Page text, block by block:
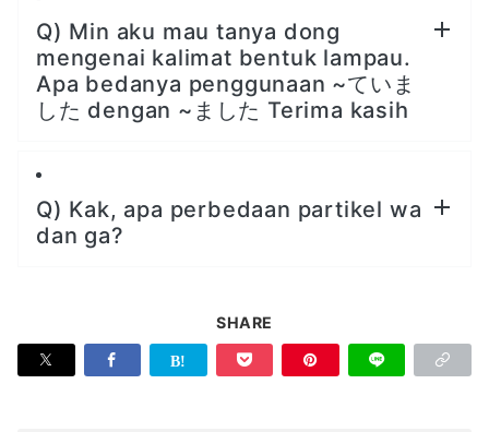
Q) Min aku mau tanya dong
mengenai kalimat bentuk lampau.
Apa bedanya penggunaan ~ていま
した dengan ~ました Terima kasih
Q) Kak, apa perbedaan partikel wa
dan ga?
SHARE